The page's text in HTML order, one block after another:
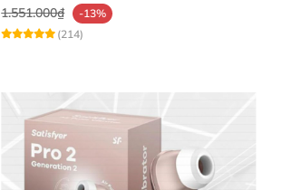
1.551.000₫
-13%
(214)